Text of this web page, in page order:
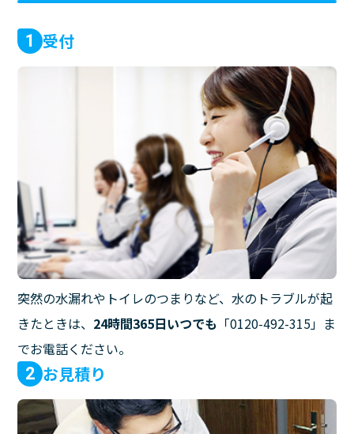
1 受付
突然の水漏れやトイレのつまりなど、水のトラブルが起
きたときは、 24時間365日いつでも 「0120-492-315」ま
でお電話ください。
2 お見積り